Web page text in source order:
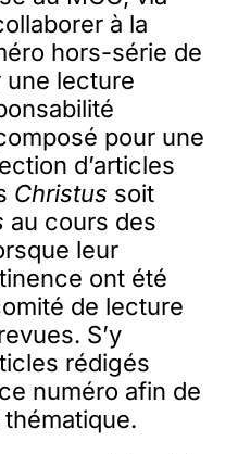
à la
hors-série de
une lecture
pour une
d’articles
Christus soit
au cours des
leur
ont été
de lecture
S’y
rédigés
numéro afin de